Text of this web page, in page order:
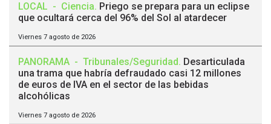
LOCAL - Ciencia. Priego se prepara para un eclipse
que ocultará cerca del 96% del Sol al atardecer
Viernes 7 agosto de 2026
PANORAMA - Tribunales/Seguridad. Desarticulada
una trama que habría defraudado casi 12 millones
de euros de IVA en el sector de las bebidas
alcohólicas
Viernes 7 agosto de 2026